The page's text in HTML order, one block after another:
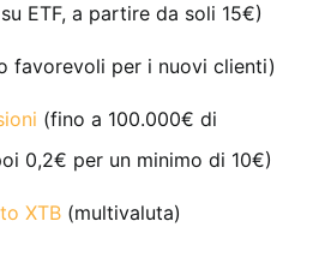
ETF, a partire da soli 15€)
favorevoli per i nuovi clienti)
(fino a 100.000€ di
0,2€ per un minimo di 10€)
XTB (multivaluta)